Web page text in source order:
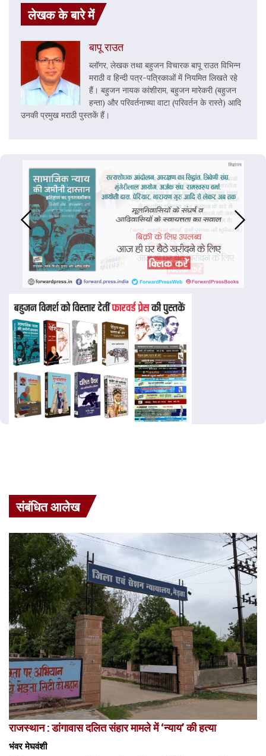
लेखक के बारे में
बापू राउत
ब्लॉगर, लेखक तथा बहुजन विचारक बापू राउत विभिन्न
मराठी व हिन्दी पत्र-पत्रिकाओं में नियमित लिखते रहे
हैं। बहुजन नायक कांशीराम, बहुजन मारेकरी (बहुजन
हन्ता) और परिवर्तनाच्या वाटा (परिवर्तन के रास्ते) आदि
उनकी प्रमुख मराठी पुस्तकें हैं।
संबंधित आलेख
राजस्थान : डांगावास दलित संहार मामले में ‘न्याय’ की हत्या
भंवर मेघवंशी